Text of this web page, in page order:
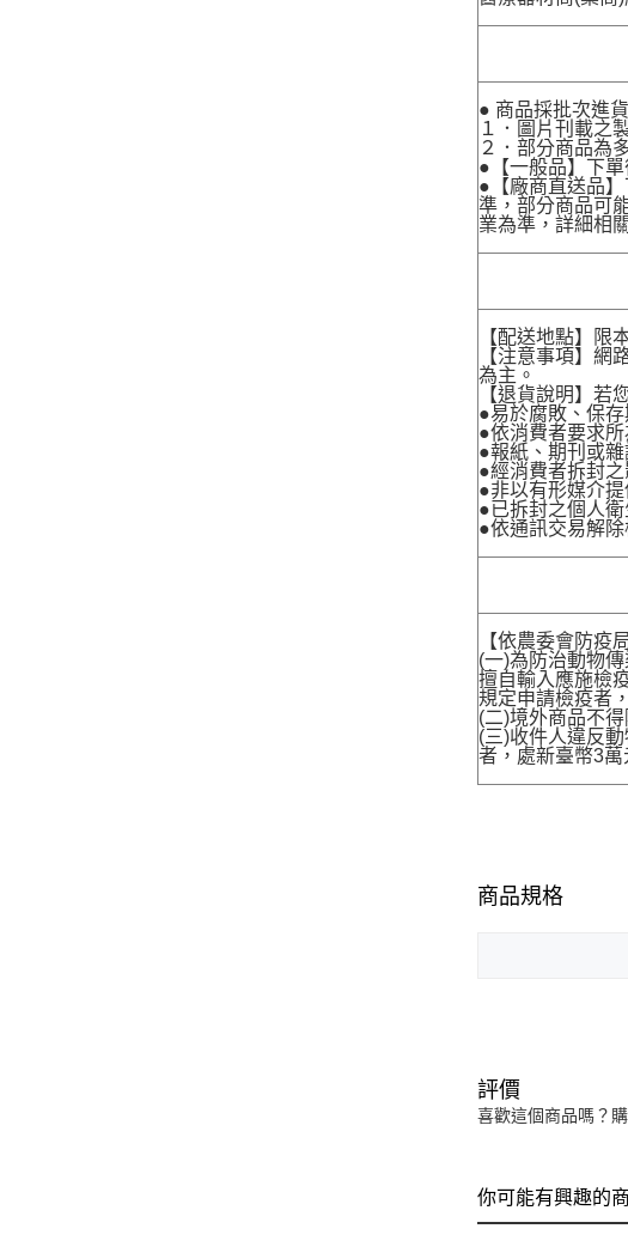
● 商品採批次進
１．圖片刊載之
２．部分商品為
●【一般品】下
●【廠商直送品
準，部分商品可
業為準，詳細相
【配送地點】限
【注意事項】網
為主。
【退貨說明】若
●易於腐敗、保
●依消費者要求所
●報紙、期刊或雜
●經消費者拆封
●非以有形媒介
●已拆封之個人衛
●依通訊交易解
【依農委會防疫
(一)為防治動物
擅自輸入應施檢
規定申請檢疫者
(二)境外商品不
(三)收件人違反
者，處新臺幣3萬
商品規格
評價
喜歡這個商品嗎？
你可能有興趣的